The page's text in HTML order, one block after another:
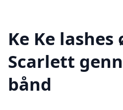
Ke Ke
Scarlett
bånd